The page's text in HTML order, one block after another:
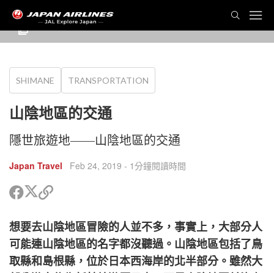
SHIMANE TRANSPORTATION
山陰地區的交通
隱世旅遊地——山陰地區的交通
Japan Travel Feb 24, 2019 - 1分鐘閱讀時間
分
Facebook
分
享
Twitter
複
接
以
分
享
想要去山陰地區冒險的人並不多，事實上，大部分人
可能連山陰地區的名字都沒聽過。山陰地區包括了鳥
取縣和島根縣，位於日本西海岸的北半部分。雖然大